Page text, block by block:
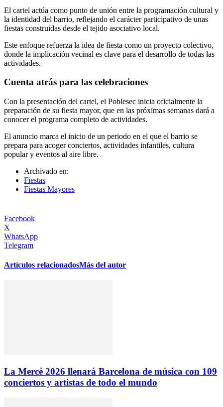
El cartel actúa como punto de unión entre la programación cultural y
la identidad del barrio, reflejando el carácter participativo de unas
fiestas construidas desde el tejido asociativo local.
Este enfoque refuerza la idea de fiesta como un proyecto colectivo,
donde la implicación vecinal es clave para el desarrollo de todas las
actividades.
Cuenta atrás para las celebraciones
Con la presentación del cartel, el Poblesec inicia oficialmente la
preparación de su fiesta mayor, que en las próximas semanas dará a
conocer el programa completo de actividades.
El anuncio marca el inicio de un periodo en el que el barrio se
prepara para acoger conciertos, actividades infantiles, cultura
popular y eventos al aire libre.
Archivado en:
Fiestas
Fiestas Mayores
Facebook
X
WhatsApp
Telegram
Artículos relacionadosMás del autor
La Mercè 2026 llenará Barcelona de música con 109
conciertos y artistas de todo el mundo